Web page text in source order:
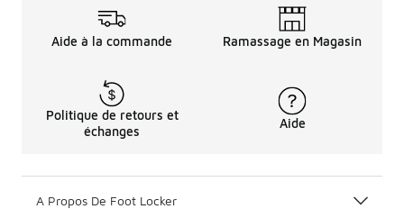
Aide à la commande Ramassage en Magasin
Politique de retours et
échanges
Aide
A Propos De Foot Locker